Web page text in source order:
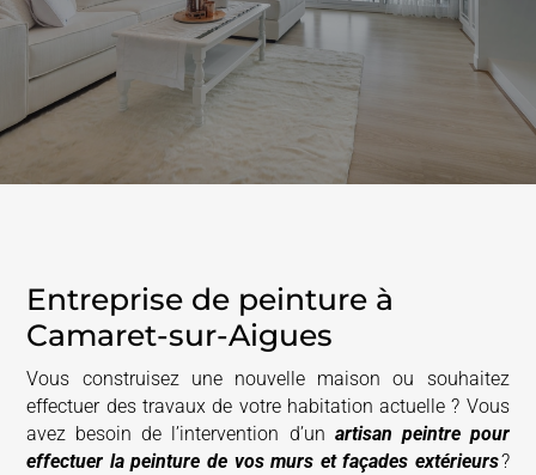
Entreprise de peinture à
Camaret-sur-Aigues
Vous construisez une nouvelle maison ou souhaitez
effectuer des travaux de votre habitation actuelle ? Vous
avez besoin de l’intervention d’un artisan peintre pour
effectuer la peinture de vos murs et façades extérieurs?